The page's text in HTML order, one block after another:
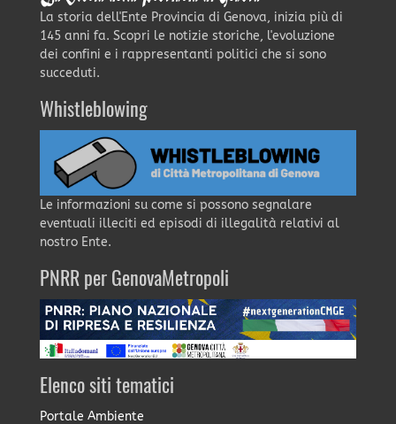
La storia dell'Ente Provincia di Genova, inizia più di
145 anni fa. Scopri le notizie storiche, l'evoluzione
dei confini e i rappresentanti politici che si sono
succeduti.
Whistleblowing
Le informazioni su come si possono segnalare
eventuali illeciti ed episodi di illegalità relativi al
nostro Ente.
PNRR per GenovaMetropoli
Elenco siti tematici
Portale Ambiente